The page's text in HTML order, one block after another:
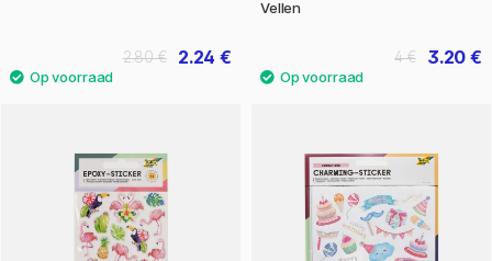
2.24 €
2.80 €
Vellen
3.20 €
4 €